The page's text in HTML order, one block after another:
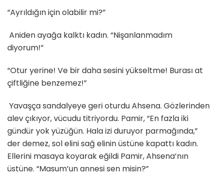
“Ayrıldığın için olabilir mi?”
Aniden ayağa kalktı kadın. “Nişanlanmadım
diyorum!”
“Otur yerine! Ve bir daha sesini yükseltme! Burası at
çiftliğine benzemez!”
Yavaşça sandalyeye geri oturdu Ahsena. Gözlerinden
alev çıkıyor, vücudu titriyordu. Pamir, “En fazla iki
gündür yok yüzüğün. Hala izi duruyor parmağında,”
der demez, sol elini sağ elinin üstüne kapattı kadın.
Ellerini masaya koyarak eğildi Pamir, Ahsena’nın
üstüne. “Masum’un annesi sen misin?”